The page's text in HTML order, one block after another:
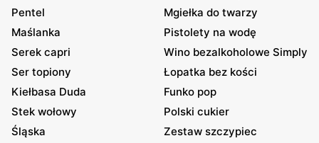
Pentel
Mgiełka do twarzy
Maślanka
Pistolety na wodę
Serek capri
Wino bezalkoholowe Simply
Ser topiony
Łopatka bez kości
Kiełbasa Duda
Funko pop
Stek wołowy
Polski cukier
Śląska
Zestaw szczypiec